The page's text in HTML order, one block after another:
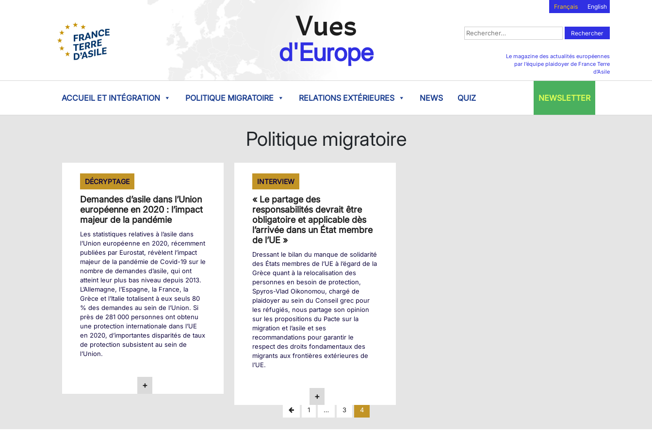
Français English
Vues
d'Europe
Rechercher :
Le magazine des actualités européennes
par l’équipe plaidoyer de France Terre
d’Asile
ACCUEIL ET INTÉGRATION POLITIQUE MIGRATOIRE RELATIONS EXTÉRIEURES NEWS QUIZ NEWSLETTER
Politique migratoire
DÉCRYPTAGE
Demandes d’asile dans l’Union
européenne en 2020 : l’impact
majeur de la pandémie
Les statistiques relatives à l’asile dans
l’Union européenne en 2020, récemment
publiées par Eurostat, révèlent l’impact
majeur de la pandémie de Covid-19 sur le
nombre de demandes d’asile, qui ont
atteint leur plus bas niveau depuis 2013.
L’Allemagne, l’Espagne, la France, la
Grèce et l’Italie totalisent à eux seuls 80
% des demandes au sein de l’Union. Si
près de 281 000 personnes ont obtenu
une protection internationale dans l’UE
en 2020, d’importantes disparités de taux
de protection subsistent au sein de
l’Union.
+
INTERVIEW
« Le partage des
responsabilités devrait être
obligatoire et applicable dès
l’arrivée dans un État membre
de l’UE »
Dressant le bilan du manque de solidarité
des États membres de l’UE à l’égard de la
Grèce quant à la relocalisation des
personnes en besoin de protection,
Spyros-Vlad Oikonomou, chargé de
plaidoyer au sein du Conseil grec pour
les réfugiés, nous partage son opinion
sur les propositions du Pacte sur la
migration et l’asile et ses
recommandations pour garantir le
respect des droits fondamentaux des
migrants aux frontières extérieures de
l’UE.
+
Pagination
Previous
Page
1 … 3 4